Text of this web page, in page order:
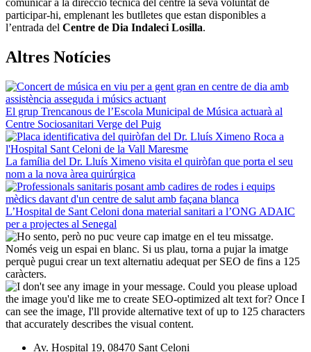
participar-hi, emplenant les butlletes que estan disponibles a
l’entrada del Centre de Dia Indaleci Losilla.
Altres Notícies
El grup Trencanous de l’Escola Municipal de Música actuarà al
Centre Sociosanitari Verge del Puig
La família del Dr. Lluís Ximeno visita el quiròfan que porta el seu
nom a la nova àrea quirúrgica
L’Hospital de Sant Celoni dona material sanitari a l’ONG ADAIC
per a projectes al Senegal
Av. Hospital 19, 08470 Sant Celoni